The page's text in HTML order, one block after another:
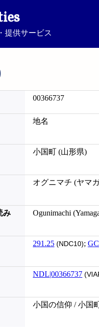
提供サービス
00366737
地名
小国町 (山形県)
オグニマチ (ヤマ
み Ogunimachi
291.25 (NDC10);
NDL|00366737
小国の信仰 / 小国